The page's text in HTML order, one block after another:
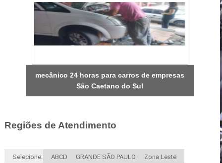
mecânico 24 horas para carros de empresas
São Caetano do Sul
Regiões de Atendimento
Selecione: ABCD GRANDE SÃO PAULO Zona Leste